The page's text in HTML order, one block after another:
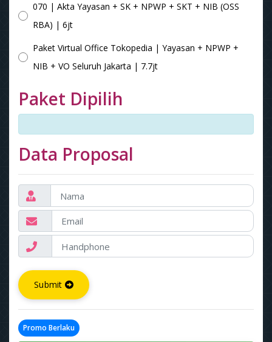
070 | Akta Yayasan + SK + NPWP + SKT + NIB (OSS
RBA) | 6jt
Paket Virtual Office Tokopedia | Yayasan + NPWP +
NIB + VO Seluruh Jakarta | 7.7jt
Paket Dipilih
Data Proposal
Submit
Promo Berlaku